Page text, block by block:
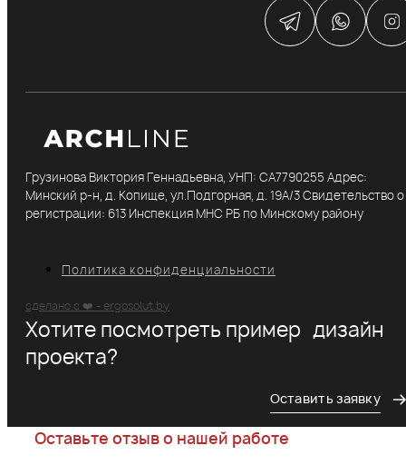
Грузинова Виктория Геннадьевна, УНП: CA7790255 Адрес:
Минский р-н, д. Копище, ул.Подгорная, д. 19А/3 Свидетельство о
регистрации: 613 Инспекция МНС РБ по Минскому району
Политика конфиденциальности
сделано с ❤️ - ergosolut.by
Хотите посмотреть пример дизайн
проекта?
Оставить заявку
Оставьте отзыв о нашей работе